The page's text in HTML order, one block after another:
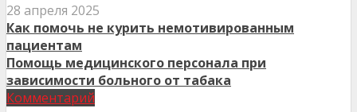
28 апреля 2025
Как помочь не курить немотивированным
пациентам
Помощь медицинского персонала при
зависимости больного от табака
Комментарий